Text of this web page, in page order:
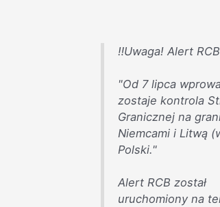
‼️Uwaga! Alert
"Od 7 lipca
zostaje kontrola
Granicznej na
Niemcami i Litwą
Polski."
Alert RCB został
uruchomiony na